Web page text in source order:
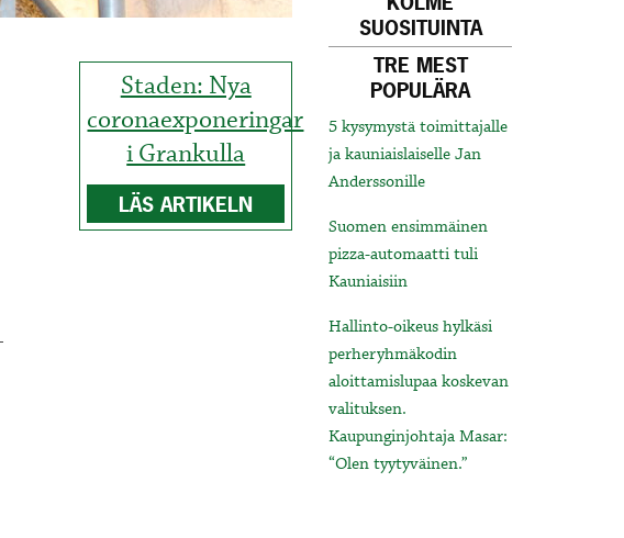
Staden: Nya
coronaexponeringar
i Grankulla
LÄS ARTIKELN
SUOSITUINTA
TRE MEST
POPULÄRA
5 kysymystä toimittajalle
ja kauniaislaiselle Jan
Anderssonille
Suomen ensimmäinen
pizza-automaatti tuli
Kauniaisiin
Hallinto-oikeus hylkäsi
perheryhmäkodin
aloittamislupaa koskevan
valituksen.
Kaupunginjohtaja Masar:
“Olen tyytyväinen.”